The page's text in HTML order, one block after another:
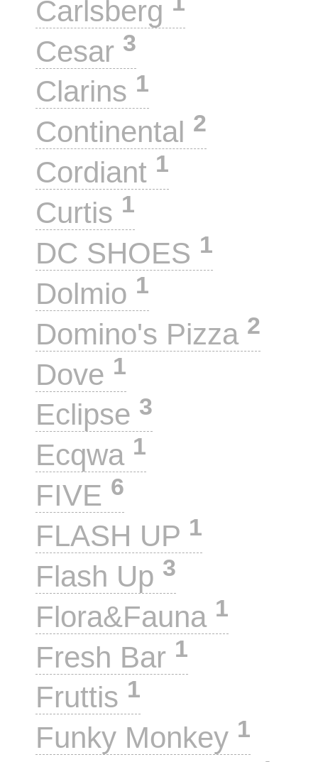
Carlsberg
Cesar 3
Clarins 1
Continental 2
Cordiant 1
Curtis 1
DC SHOES 1
Dolmio 1
Domino's Pizza 2
Dove 1
Eclipse 3
Ecqwa 1
FIVE 6
FLASH UP 1
Flash Up 3
Flora&Fauna 1
Fresh Bar 1
Fruttis 1
Funky Monkey 1